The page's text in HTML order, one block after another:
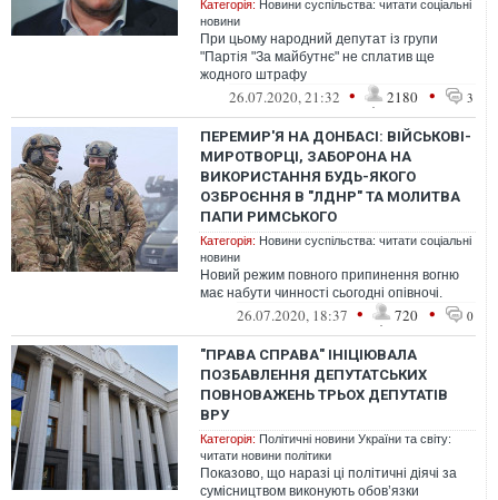
Категорія: Новини суспільства: читати соціальні
новини
При цьому народний депутат із групи
"Партія "За майбутнє" не сплатив ще
жодного штрафу
26.07.2020, 21:32 • 2180 • 3
ПЕРЕМИР'Я НА ДОНБАСІ: ВІЙСЬКОВІ-
МИРОТВОРЦІ, ЗАБОРОНА НА
ВИКОРИСТАННЯ БУДЬ-ЯКОГО
ОЗБРОЄННЯ В "ЛДНР" ТА МОЛИТВА
ПАПИ РИМСЬКОГО
Категорія: Новини суспільства: читати соціальні
новини
Новий режим повного припинення вогню
має набути чинності сьогодні опівночі.
26.07.2020, 18:37 • 720 • 0
"ПРАВА СПРАВА" ІНІЦІЮВАЛА
ПОЗБАВЛЕННЯ ДЕПУТАТСЬКИХ
ПОВНОВАЖЕНЬ ТРЬОХ ДЕПУТАТІВ
ВРУ
Категорія: Політичні новини України та світу:
читати новини політики
Показово, що наразі ці політичні діячі за
сумісництвом виконують обов’язки